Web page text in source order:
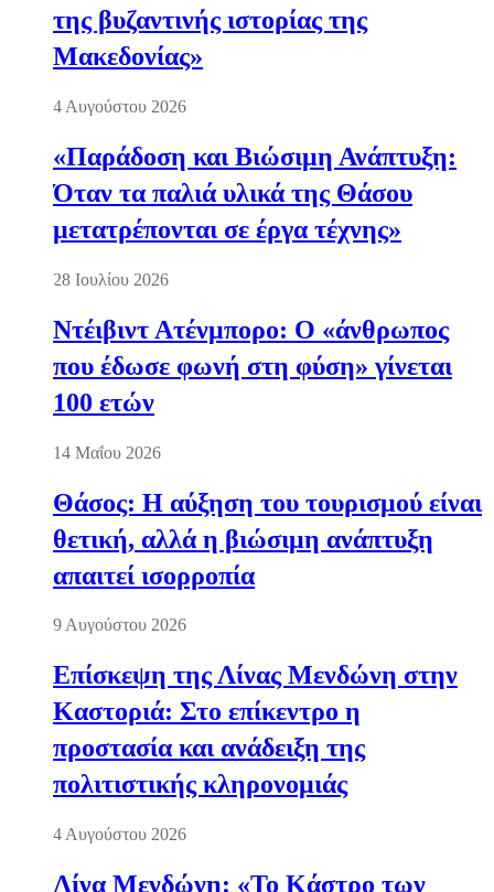
της βυζαντινής ιστορίας της
Μακεδονίας»
4 Αυγούστου 2026
«Παράδοση και Βιώσιμη Ανάπτυξη:
Όταν τα παλιά υλικά της Θάσου
μετατρέπονται σε έργα τέχνης»
28 Ιουλίου 2026
Ντέιβιντ Ατένμπορο: Ο «άνθρωπος
που έδωσε φωνή στη φύση» γίνεται
100 ετών
14 Μαΐου 2026
Θάσος: Η αύξηση του τουρισμού είναι
θετική, αλλά η βιώσιμη ανάπτυξη
απαιτεί ισορροπία
9 Αυγούστου 2026
Επίσκεψη της Λίνας Μενδώνη στην
Καστοριά: Στο επίκεντρο η
προστασία και ανάδειξη της
πολιτιστικής κληρονομιάς
4 Αυγούστου 2026
Λίνα Μενδώνη: «Το Κάστρο των